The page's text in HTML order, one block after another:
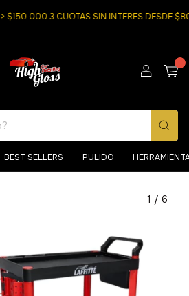
3 CUOTAS SIN INTERES DESDE
BEST SELLERS PULIDO
1 / 6